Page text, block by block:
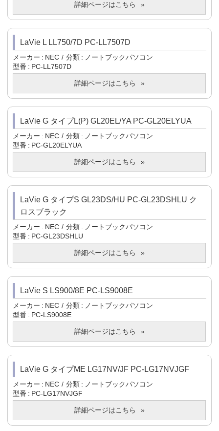
詳細ページはこちら
LaVie L LL750/7D PC-LL7507D
メーカー NEC 分類
ノートブックパソコン
型番
PC-LL7507D
詳細ページはこちら
LaVie G タイプL(P) GL20EL/YA PC-GL20ELYUA
メーカー NEC 分類
ノートブックパソコン
型番
PC-GL20ELYUA
詳細ページはこちら
LaVie G タイプS GL23DS/HU PC-GL23DSHLU ク
ロスブラック
メーカー NEC 分類
ノートブックパソコン
型番
PC-GL23DSHLU
詳細ページはこちら
LaVie S LS900/8E PC-LS9008E
メーカー NEC 分類
ノートブックパソコン
型番
PC-LS9008E
詳細ページはこちら
LaVie G タイプME LG17NV/JF PC-LG17NVJGF
メーカー NEC 分類
ノートブックパソコン
型番
PC-LG17NVJGF
詳細ページはこちら